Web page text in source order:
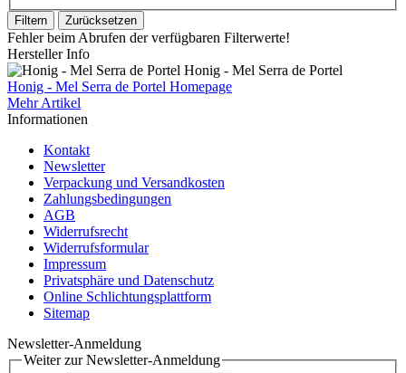
Filtern Zurücksetzen
Fehler beim Abrufen der verfügbaren Filterwerte!
Hersteller Info
Honig - Mel Serra de Portel
Honig - Mel Serra de Portel Homepage
Mehr Artikel
Informationen
Kontakt
Newsletter
Verpackung und Versandkosten
Zahlungsbedingungen
AGB
Widerrufsrecht
Widerrufsformular
Impressum
Privatsphäre und Datenschutz
Online Schlichtungsplattform
Sitemap
Newsletter-Anmeldung
Weiter zur Newsletter-Anmeldung